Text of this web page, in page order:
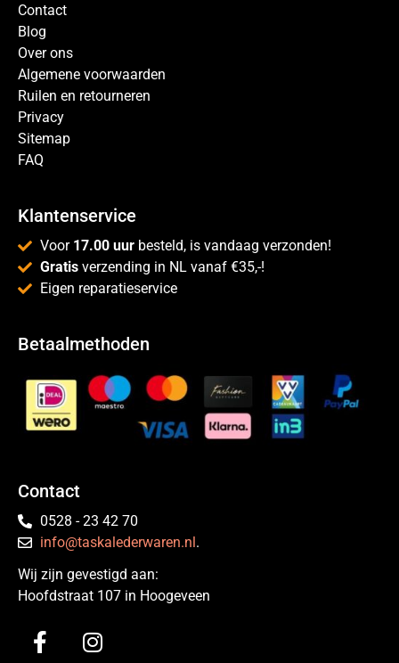
Contact
Blog
Over ons
Algemene voorwaarden
Ruilen en retourneren
Privacy
Sitemap
FAQ
Klantenservice
Voor 17.00 uur besteld, is vandaag verzonden!
Gratis verzending in NL vanaf €35,-!
Eigen reparatieservice
Betaalmethoden
Contact
0528 - 23 42 70
info@taskalederwaren.nl.
Wij zijn gevestigd aan:
Hoofdstraat 107 in Hoogeveen